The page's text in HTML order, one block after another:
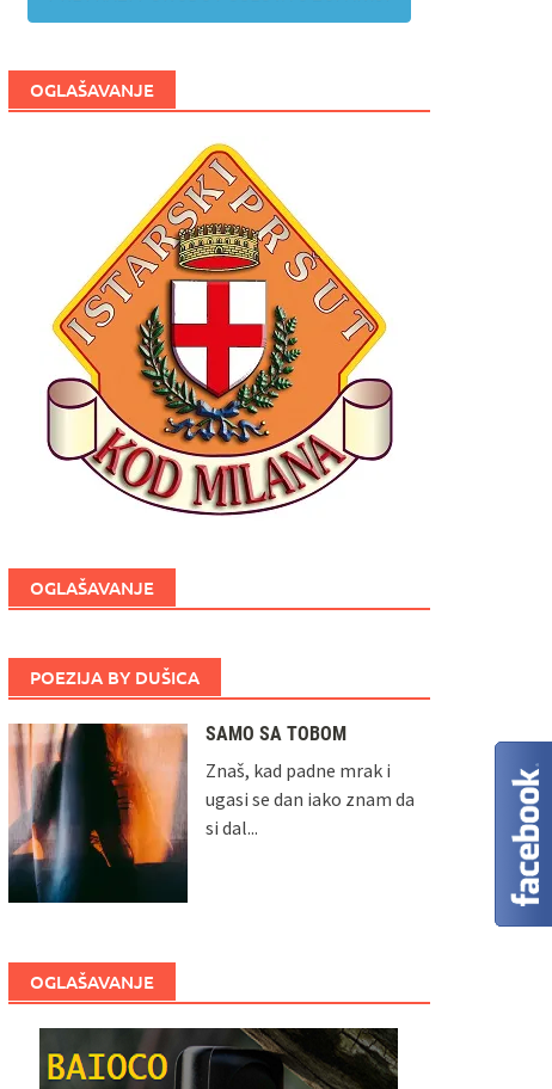
OGLAŠAVANJE
OGLAŠAVANJE
POEZIJA BY DUŠICA
SAMO SA TOBOM
Znaš, kad padne mrak i
ugasi se dan iako znam da
si dal...
OGLAŠAVANJE